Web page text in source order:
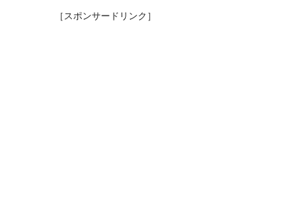
［スポンサードリンク］